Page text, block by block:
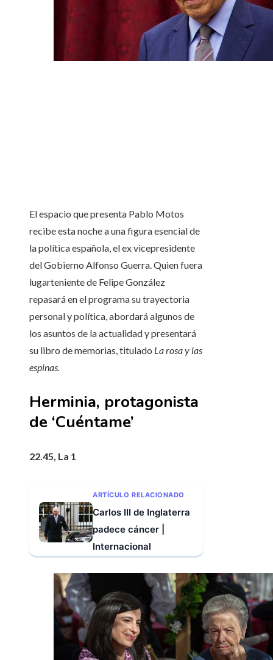
El espacio que presenta Pablo Motos
recibe esta noche a una figura esencial de
la política española, el ex vicepresidente
del Gobierno Alfonso Guerra. Quien fuera
lugarteniente de Felipe González
repasará en el programa su trayectoria
personal y política, abordará algunos de
los asuntos de la actualidad y presentará
su libro de memorias, titulado La rosa y las
espinas.
Herminia, protagonista
de ‘Cuéntame’
22.45, La 1
ARTÍCULO RELACIONADO
Carlos III de Inglaterra
padece cáncer |
Internacional